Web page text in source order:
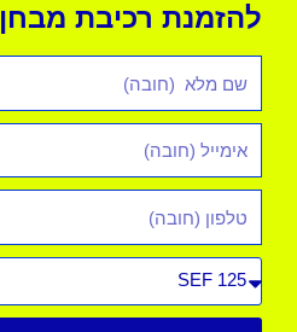
להזמנת רכיבת מבחן
מלא
רכב